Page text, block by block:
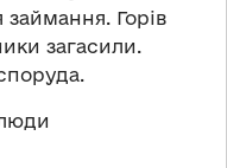
займання. Горів
загасили.